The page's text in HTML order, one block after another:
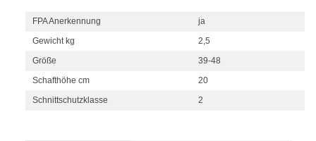
FPA Anerkennung
ja
Gewicht kg
2,5
Größe
39-48
Schafthöhe cm
20
Schnittschutzklasse
2